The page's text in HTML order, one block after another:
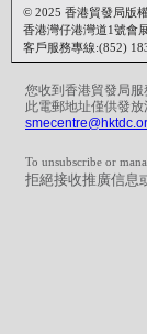
© 2025 香港貿發局版
香港灣仔港灣道1號會
客戶服務專線:(852)
您收到香港貿發局服
此電郵地址僅供發
To unsubscribe or
拒絕接收推廣信息